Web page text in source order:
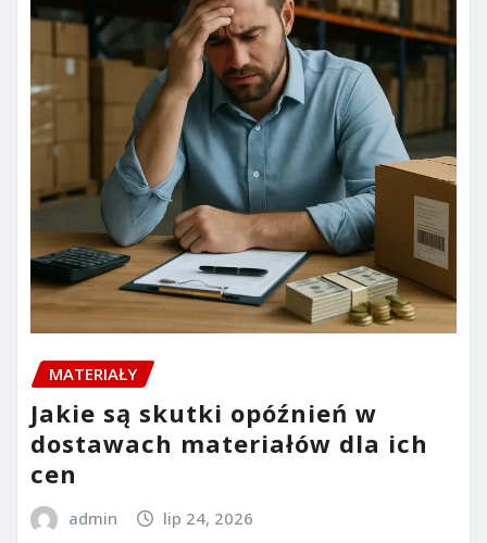
MATERIAŁY
Jakie są skutki opóźnień w
dostawach materiałów dla ich
cen
admin lip 24, 2026